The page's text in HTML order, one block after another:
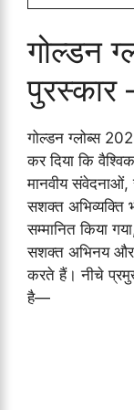
गोल्डन
पुरस्कार
गोल्डन ग्लोब्स
कर दिया कि
मानवीय संवेदनाओं,
सशक्त अभिव्यक्ति
सम्मानित किया
सशक्त अभिनय और
करते हैं। नीचे
है—